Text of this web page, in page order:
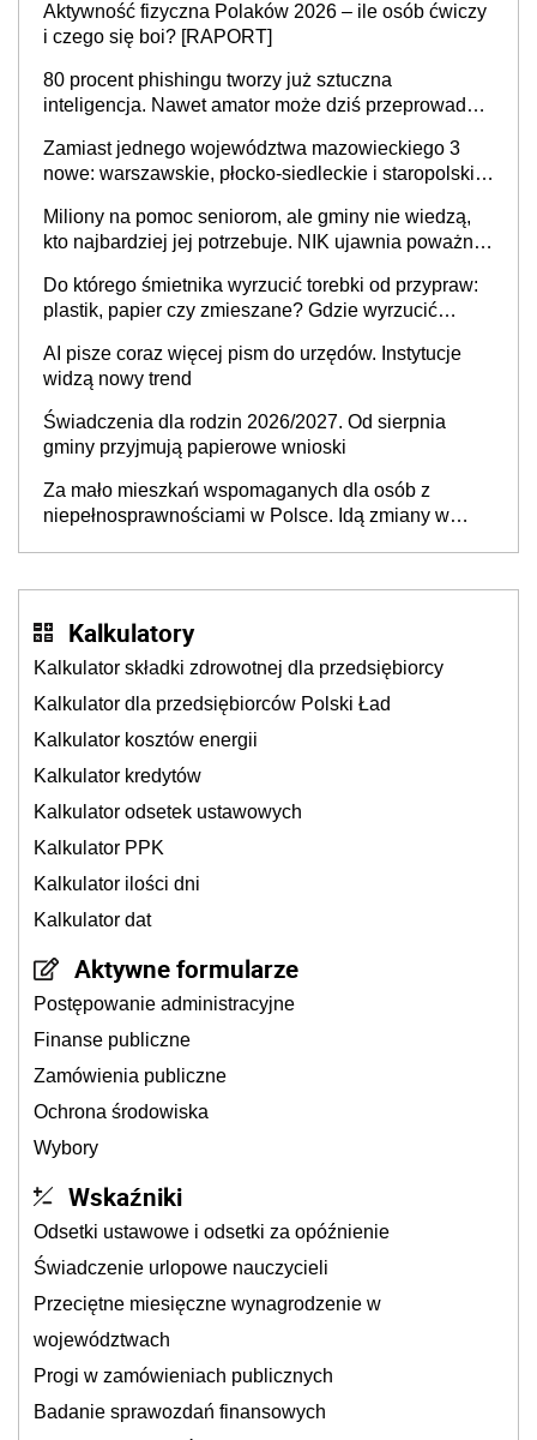
sprawy
Aktywność fizyczna Polaków 2026 – ile osób ćwiczy
i czego się boi? [RAPORT]
80 procent phishingu tworzy już sztuczna
inteligencja. Nawet amator może dziś przeprowadzić
Zamiast jednego województwa mazowieckiego 3
nowe: warszawskie, płocko-siedleckie i staropolskie.
stołecznych
Miliony na pomoc seniorom, ale gminy nie wiedzą,
kto najbardziej jej potrzebuje. NIK ujawnia poważną
Do którego śmietnika wyrzucić torebki od przypraw:
plastik, papier czy zmieszane? Gdzie wyrzucić
AI pisze coraz więcej pism do urzędów. Instytucje
widzą nowy trend
Świadczenia dla rodzin 2026/2027. Od sierpnia
gminy przyjmują papierowe wnioski
Za mało mieszkań wspomaganych dla osób z
niepełnosprawnościami w Polsce. Idą zmiany w
Kalkulatory
Kalkulator składki zdrowotnej dla przedsiębiorcy
Kalkulator dla przedsiębiorców Polski Ład
Kalkulator kosztów energii
Kalkulator kredytów
Kalkulator odsetek ustawowych
Kalkulator PPK
Kalkulator ilości dni
Kalkulator dat
Aktywne formularze
Postępowanie administracyjne
Finanse publiczne
Zamówienia publiczne
Ochrona środowiska
Wybory
Wskaźniki
Odsetki ustawowe i odsetki za opóźnienie
Świadczenie urlopowe nauczycieli
Przeciętne miesięczne wynagrodzenie w
województwach
Progi w zamówieniach publicznych
Badanie sprawozdań finansowych